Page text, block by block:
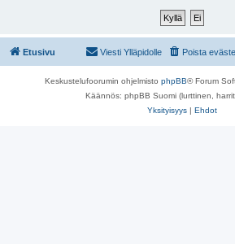
Etusivu Poista
Viesti Ylläpidolle
Keskustelufoorumin ohjelmisto phpBB® Forum
Käännös: phpBB Suomi (lurttinen,
Yksityisyys | Ehdot